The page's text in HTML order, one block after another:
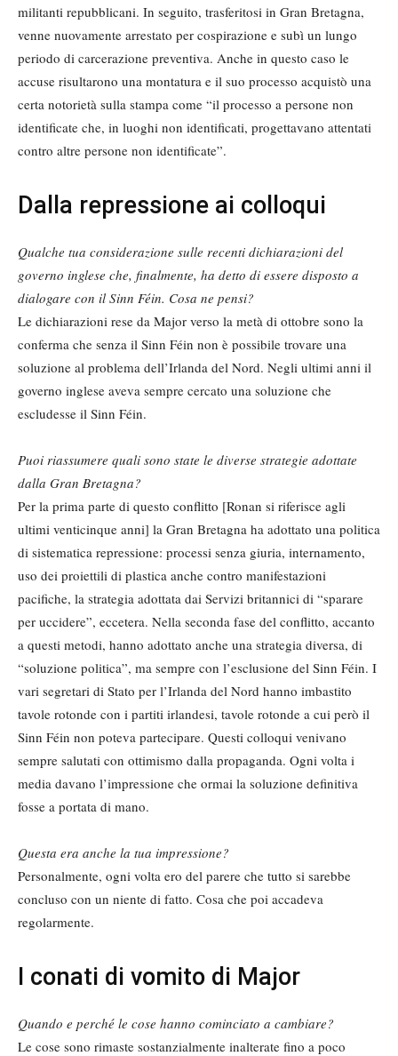
militanti repubblicani. In seguito, trasferitosi in Gran Bretagna,
venne nuovamente arrestato per cospirazione e subì un lungo
periodo di carcerazione preventiva. Anche in questo caso le
accuse risultarono una montatura e il suo processo acquistò una
certa notorietà sulla stampa come “il processo a persone non
identificate che, in luoghi non identificati, progettavano attentati
contro altre persone non identificate”.
Dalla repressione ai colloqui
Qualche tua considerazione sulle recenti dichiarazioni del
governo inglese che, finalmente, ha detto di essere disposto a
dialogare con il Sinn Féin. Cosa ne pensi?
Le dichiarazioni rese da Major verso la metà di ottobre sono la
conferma che senza il Sinn Féin non è possibile trovare una
soluzione al problema dell’Irlanda del Nord. Negli ultimi anni il
governo inglese aveva sempre cercato una soluzione che
escludesse il Sinn Féin.
Puoi riassumere quali sono state le diverse strategie adottate
dalla Gran Bretagna?
Per la prima parte di questo conflitto [Ronan si riferisce agli
ultimi venticinque anni] la Gran Bretagna ha adottato una politica
di sistematica repressione: processi senza giuria, internamento,
uso dei proiettili di plastica anche contro manifestazioni
pacifiche, la strategia adottata dai Servizi britannici di “sparare
per uccidere”, eccetera. Nella seconda fase del conflitto, accanto
a questi metodi, hanno adottato anche una strategia diversa, di
“soluzione politica”, ma sempre con l’esclusione del Sinn Féin. I
vari segretari di Stato per l’Irlanda del Nord hanno imbastito
tavole rotonde con i partiti irlandesi, tavole rotonde a cui però il
Sinn Féin non poteva partecipare. Questi colloqui venivano
sempre salutati con ottimismo dalla propaganda. Ogni volta i
media davano l’impressione che ormai la soluzione definitiva
fosse a portata di mano.
Questa era anche la tua impressione?
Personalmente, ogni volta ero del parere che tutto si sarebbe
concluso con un niente di fatto. Cosa che poi accadeva
regolarmente.
I conati di vomito di Major
Quando e perché le cose hanno cominciato a cambiare?
Le cose sono rimaste sostanzialmente inalterate fino a poco